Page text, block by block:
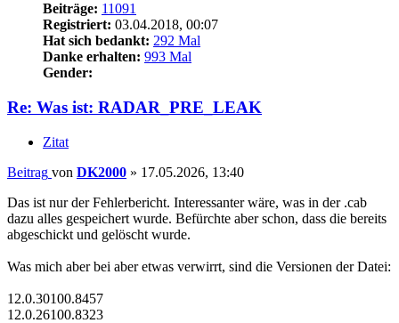
Beiträge: 11091
Registriert: 03.04.2018, 00:07
Hat sich bedankt: 292 Mal
Danke erhalten: 993 Mal
Gender:
Re: Was ist: RADAR_PRE_LEAK
Zitat
Beitrag von DK2000 » 17.05.2026, 13:40
Das ist nur der Fehlerbericht. Interessanter wäre, was in der .cab
dazu alles gespeichert wurde. Befürchte aber schon, dass die bereits
abgeschickt und gelöscht wurde.
Was mich aber bei aber etwas verwirrt, sind die Versionen der Datei:
12.0.30100.8457
12.0.26100.8323